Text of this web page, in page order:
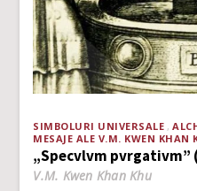
SIMBOLURI UNIVERSALE
MESAJE ALE V.M. KWEN KHAN
„Specvlvm
V.M. Kwen Khan Khu